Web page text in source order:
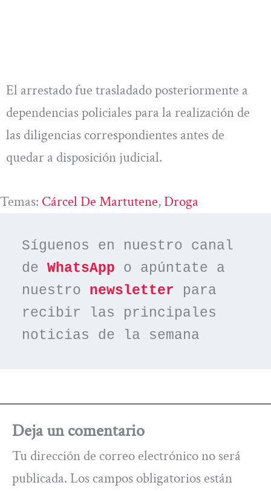
El arrestado fue trasladado posteriormente a
dependencias policiales para la realización de
las diligencias correspondientes antes de
quedar a disposición judicial.
Temas: Cárcel De Martutene, Droga
Síguenos en nuestro canal
de WhatsApp o apúntate a
nuestro newsletter para
recibir las principales
noticias de la semana
Deja un comentario
Tu dirección de correo electrónico no será
publicada. Los campos obligatorios están